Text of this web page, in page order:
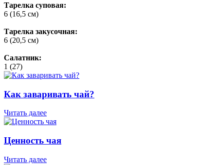
Тарелка суповая:
6 (16,5 см)
Тарелка закусочная:
6 (20,5 см)
Салатник:
1 (27)
Как заваривать чай?
Читать далее
Ценность чая
Читать далее